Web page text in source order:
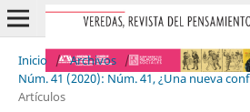
Inicio / Archivos /
Núm. 41 (2020): Núm. 41, ¿Una nueva
Artículos